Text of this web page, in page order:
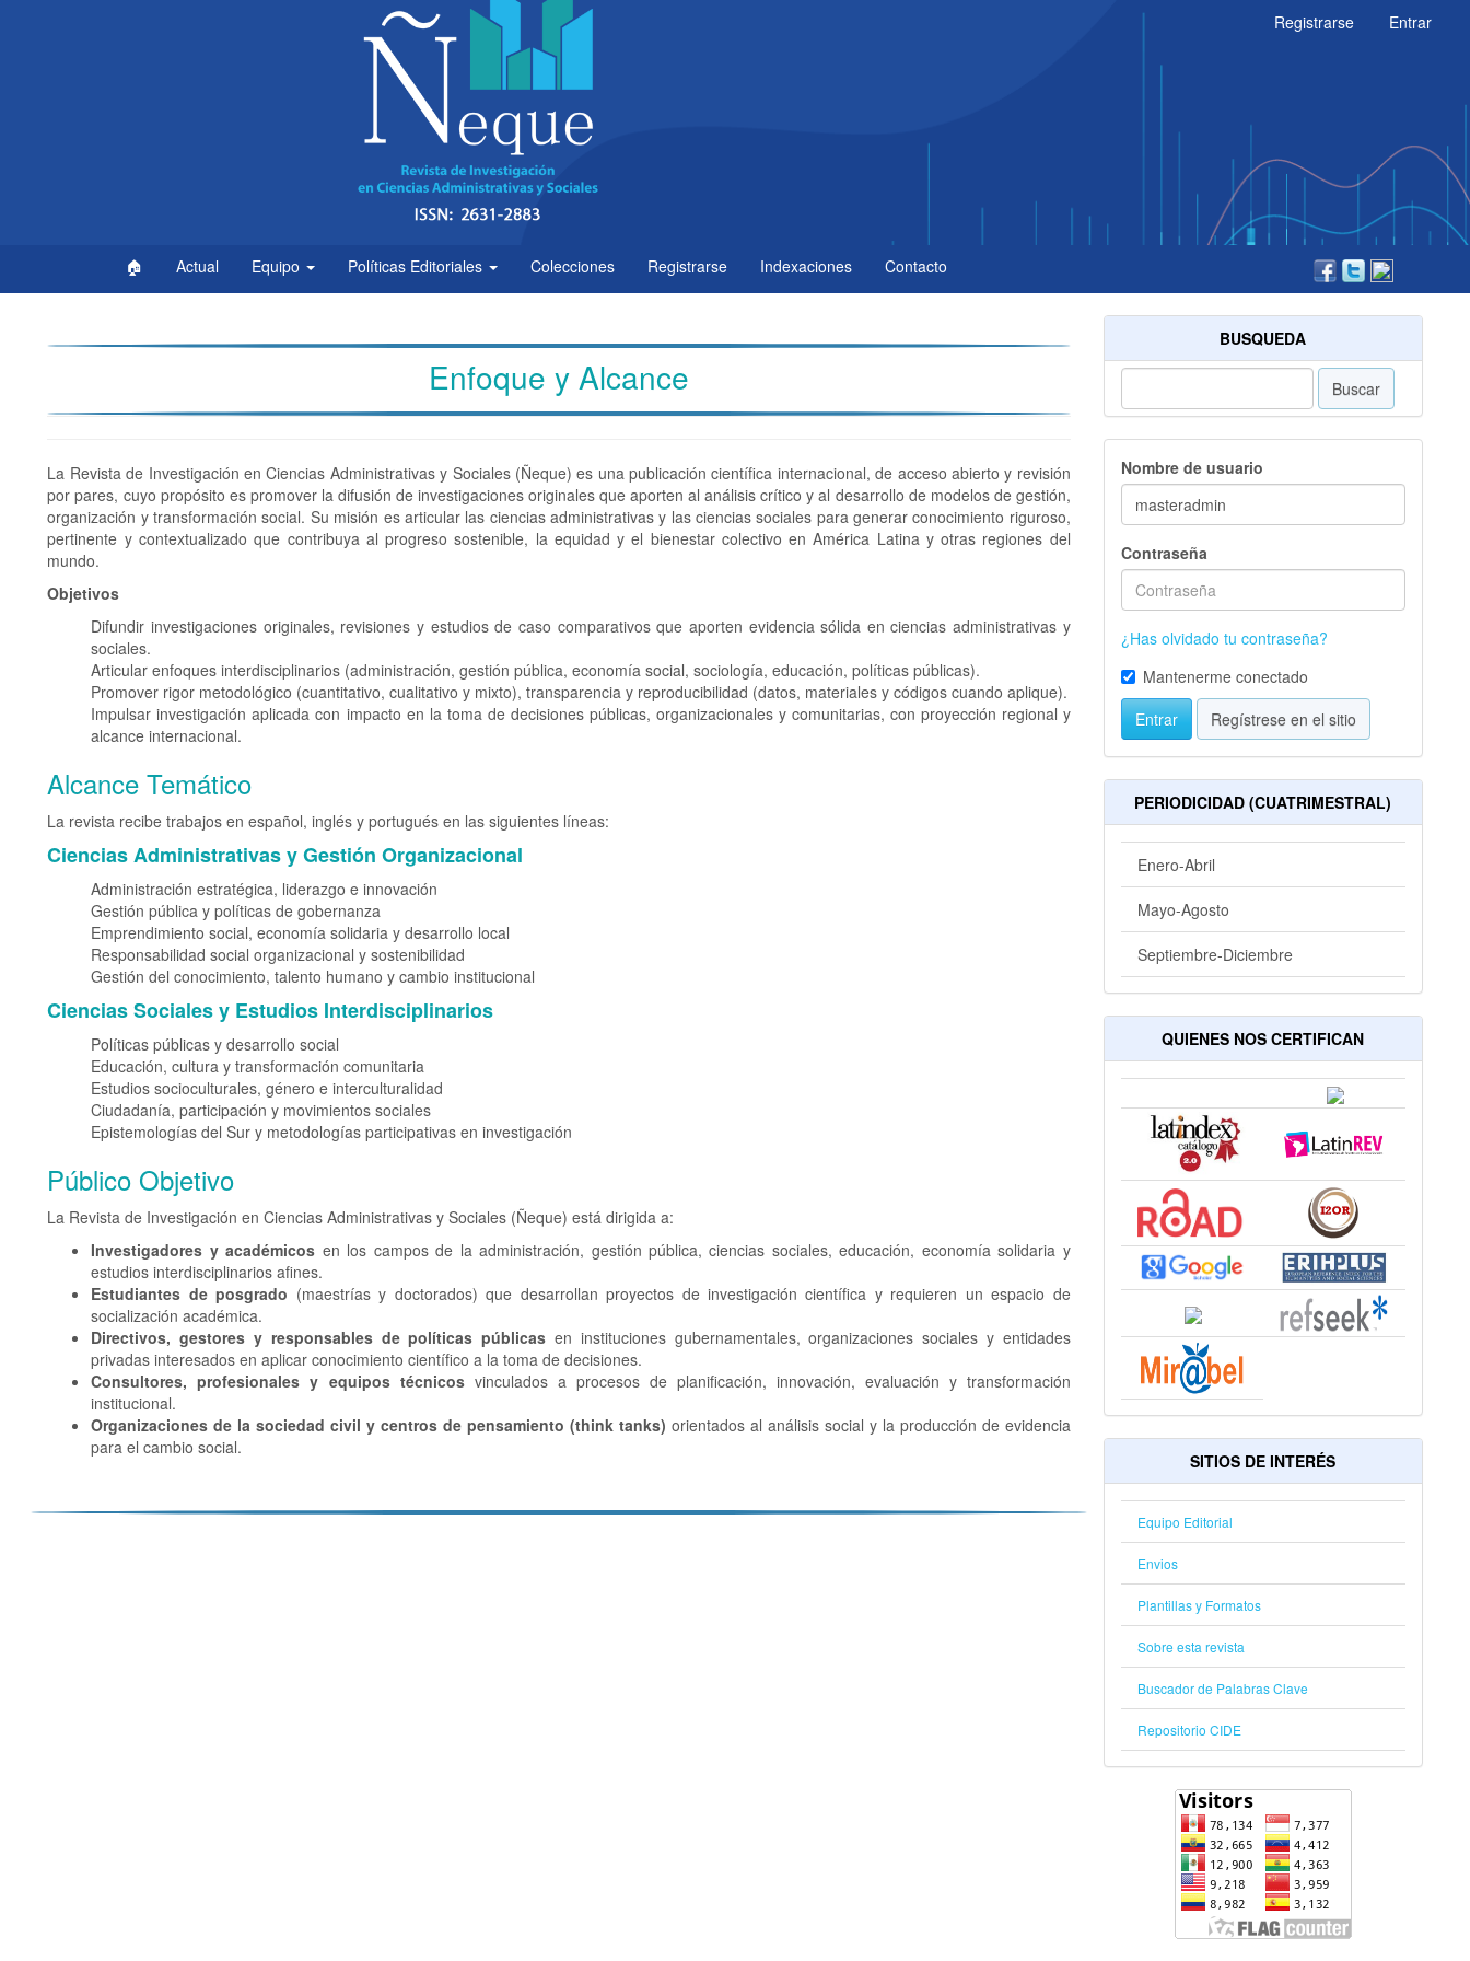
Registrarse Entrar
🏠 Actual Equipo Políticas Editoriales Colecciones Registrarse Indexaciones Contacto
Enfoque y Alcance
La Revista de Investigación en Ciencias Administrativas y Sociales (Ñeque) es una publicación científica internacional, de acceso abierto y revisión
por pares, cuyo propósito es promover la difusión de investigaciones originales que aporten al análisis crítico y al desarrollo de modelos de gestión,
organización y transformación social. Su misión es articular las ciencias administrativas y las ciencias sociales para generar conocimiento riguroso,
pertinente y contextualizado que contribuya al progreso sostenible, la equidad y el bienestar colectivo en América Latina y otras regiones del
mundo.
Objetivos
Difundir investigaciones originales, revisiones y estudios de caso comparativos que aporten evidencia sólida en ciencias administrativas y
sociales.
Articular enfoques interdisciplinarios (administración, gestión pública, economía social, sociología, educación, políticas públicas).
Promover rigor metodológico (cuantitativo, cualitativo y mixto), transparencia y reproducibilidad (datos, materiales y códigos cuando aplique).
Impulsar investigación aplicada con impacto en la toma de decisiones públicas, organizacionales y comunitarias, con proyección regional y
alcance internacional.
Alcance Temático
La revista recibe trabajos en español, inglés y portugués en las siguientes líneas:
Ciencias Administrativas y Gestión Organizacional
Administración estratégica, liderazgo e innovación
Gestión pública y políticas de gobernanza
Emprendimiento social, economía solidaria y desarrollo local
Responsabilidad social organizacional y sostenibilidad
Gestión del conocimiento, talento humano y cambio institucional
Ciencias Sociales y Estudios Interdisciplinarios
Políticas públicas y desarrollo social
Educación, cultura y transformación comunitaria
Estudios socioculturales, género e interculturalidad
Ciudadanía, participación y movimientos sociales
Epistemologías del Sur y metodologías participativas en investigación
Público Objetivo
La Revista de Investigación en Ciencias Administrativas y Sociales (Ñeque) está dirigida a:
Investigadores y académicos en los campos de la administración, gestión pública, ciencias sociales, educación, economía solidaria y
estudios interdisciplinarios afines.
Estudiantes de posgrado (maestrías y doctorados) que desarrollan proyectos de investigación científica y requieren un espacio de
socialización académica.
Directivos, gestores y responsables de políticas públicas en instituciones gubernamentales, organizaciones sociales y entidades
privadas interesados en aplicar conocimiento científico a la toma de decisiones.
Consultores, profesionales y equipos técnicosvinculados a procesos de planificación, innovación, evaluación y transformación
institucional.
Organizaciones de la sociedad civil y centros de pensamiento (think tanks) orientados al análisis social y la producción de evidencia
para el cambio social.
BUSQUEDA
Buscar
Nombre de usuario
Contraseña
¿Has olvidado tu contraseña?
Mantenerme conectado
Entrar
Regístrese en el sitio
PERIODICIDAD (CUATRIMESTRAL)
Enero-Abril
Mayo-Agosto
Septiembre-Diciembre
QUIENES NOS CERTIFICAN
SITIOS DE INTERÉS
Equipo Editorial
Envios
Plantillas y Formatos
Sobre esta revista
Buscador de Palabras Clave
Repositorio CIDE